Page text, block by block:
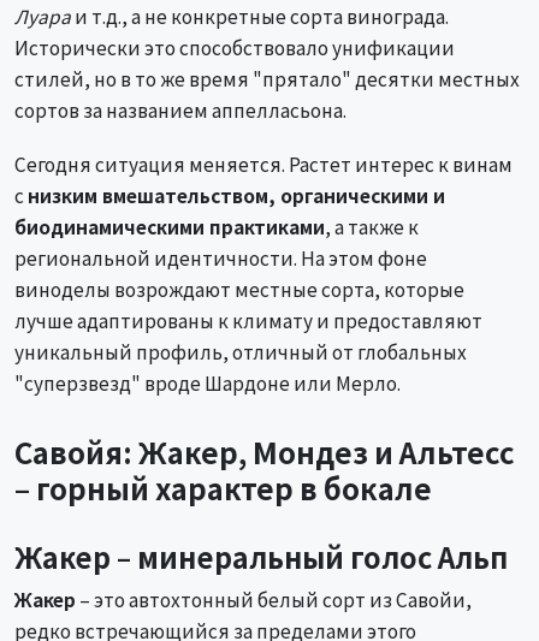
Луараи т.д., а не конкретные сорта винограда.
Исторически это способствовало унификации
стилей, но в то же время "прятало" десятки местных
сортов за названием аппелласьона.
Сегодня ситуация меняется. Растет интерес к винам
с низким вмешательством, органическими и
биодинамическими практиками, а также к
региональной идентичности. На этом фоне
виноделы возрождают местные сорта, которые
лучше адаптированы к климату и предоставляют
уникальный профиль, отличный от глобальных
"суперзвезд" вроде Шардоне или Мерло.
Савойя: Жакер, Мондез и Альтесс
– горный характер в бокале
Жакер – минеральный голос Альп
Жакер – это автохтонный белый сорт из Савойи,
редко встречающийся за пределами этого